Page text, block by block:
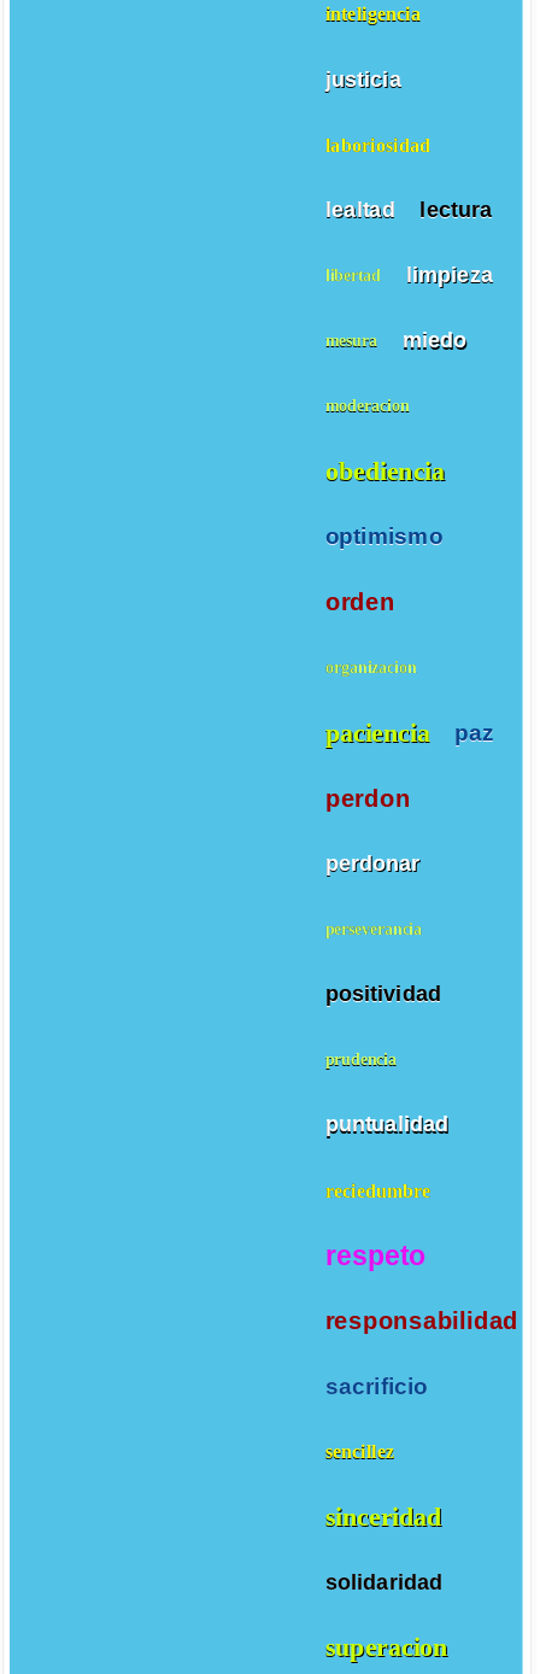
inteligencia
justicia
laboriosidad
lealtad lectura
libertad limpieza
mesura miedo
moderacion
obediencia
optimismo
orden
organizacion
paciencia paz
perdon
perdonar
perseverancia
positividad
prudencia
puntualidad
reciedumbre
respeto
responsabilidad
sacrificio
sencillez
sinceridad
solidaridad
superacion